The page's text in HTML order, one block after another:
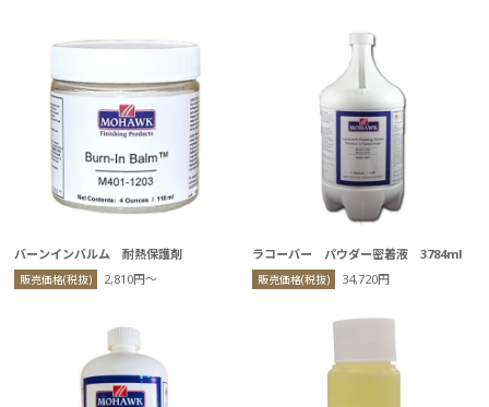
バーンインバルム 耐熱保護剤
販売価格(税抜) 2,810円〜
ラコーバー パウダー密着液 3784ml
販売価格(税抜) 34,720円